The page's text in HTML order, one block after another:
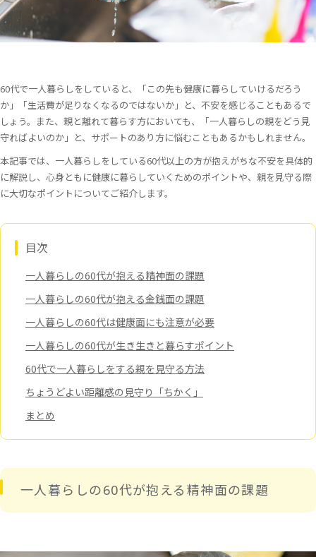
60代で一人暮らしをしていると、「この先も健康に暮らしていけるだろう
か」「生活費が足りなくなるのではないか」と、不安を感じることもあるで
しょう。また、親と離れて暮らす方においても、「一人暮らしの親をどう見
守ればよいのか」と、サポートのあり方に悩むこともあるかもしれません。
本記事では、一人暮らしをしている60代以上の方が抱えがちな不安を具体的
に解説し、心身ともに健康に暮らしていくためのポイントや、親を見守る際
に大切なポイントについてご紹介します。
目次
一人暮らしの60代が抱える精神面の課題
一人暮らしの60代が抱える金銭面の課題
一人暮らしの60代は健康面にも注意が必要
一人暮らしの60代が生き生きと暮らすポイント
60代で一人暮らしをする親を見守る方法
ちょうどよい距離感の見守り「ちかく」
まとめ
一人暮らしの60代が抱える精神面の課題